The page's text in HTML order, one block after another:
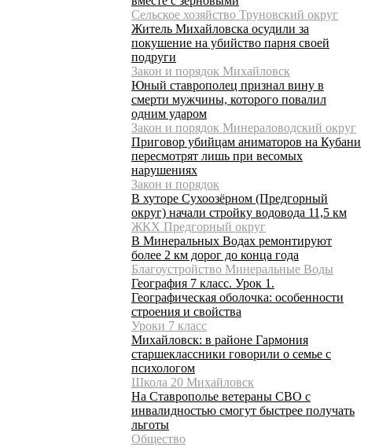
Сельское хозяйство Труновский округ
Житель Михайловска осудили за
покушение на убийство парня своей
подруги
Закон и порядок Михайловск
Юный ставрополец признал вину в
смерти мужчины, которого повалил
одним ударом
Закон и порядок Минераловодский округ
Приговор убийцам аниматоров на Кубани
пересмотрят лишь при весомых
нарушениях
Закон и порядок
В хуторе Сухоозёрном (Предгорный
округ) начали стройку водовода 11,5 км
ЖКХ Предгорный округ
В Минеральных Водах ремонтируют
более 2 км дорог до конца года
Благоустройство Минеральные Воды
География 7 класс. Урок 1.
Географическая оболочка: особенности
строения и свойства
Уроки 7 класс
Михайловск: в районе Гармония
старшеклассники говорили о семье с
психологом
Школа 20 Михайловск
На Ставрополье ветераны СВО с
инвалидностью смогут быстрее получать
льготы
Общество